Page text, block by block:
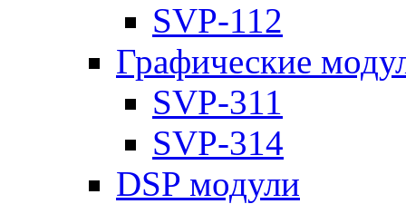
SVP-112
Графические
SVP-311
SVP-314
DSP модули